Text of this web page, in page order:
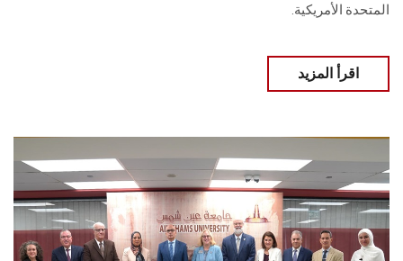
المتحدة الأمريكية.
اقرأ المزيد